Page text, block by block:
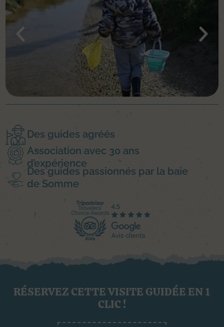
Des guides agréés
Association avec 30 ans
d’expérience
Des guides passionnés par la baie
de Somme
RÉSERVEZ CETTE VISITE GUIDÉE EN 1
CLIC !